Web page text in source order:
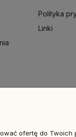
Polityka
Linki
ofertę do